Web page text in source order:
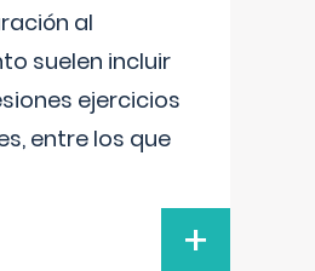
al
suelen incluir
ejercicios
entre los que
+